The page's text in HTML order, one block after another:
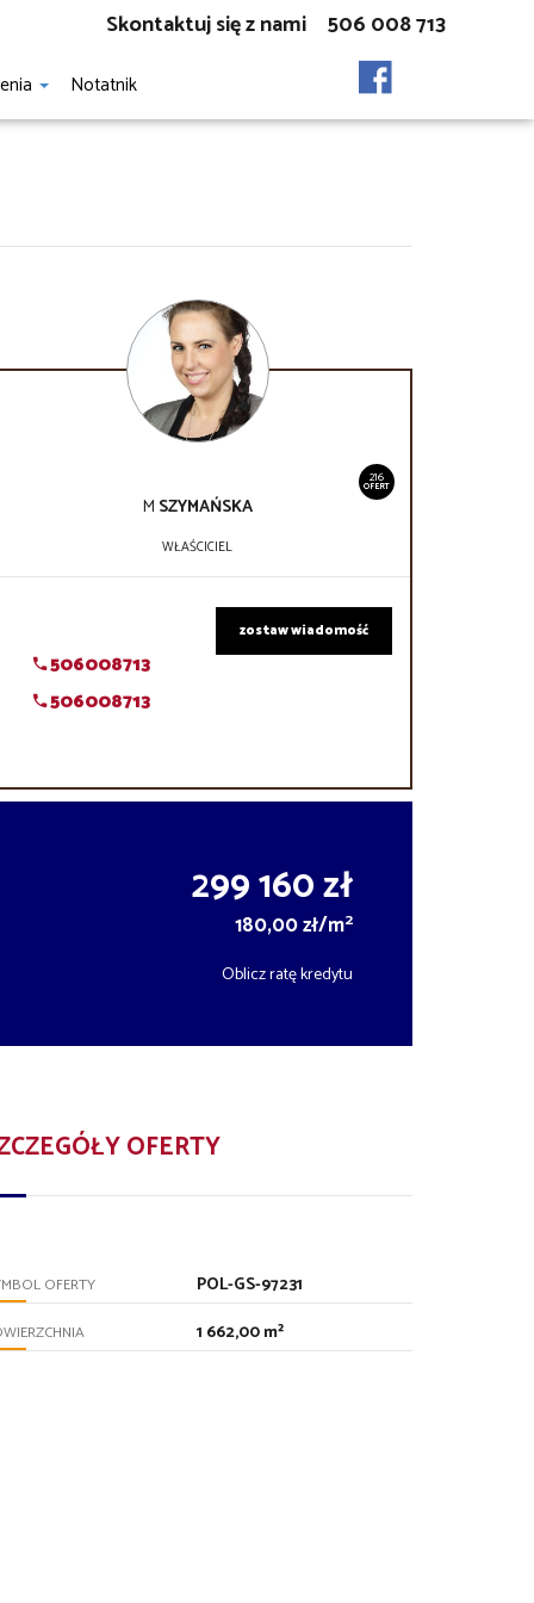
Notatnik
Skontaktuj się z nami 506 008 713
216
OFERT
M SZYMAŃSKA
WŁAŚCICIEL
506008713
506008713
zostaw wiadomość
299 160 zł
180,00 zł/m2
Oblicz ratę kredytu
OFERTY
OFERTY POL-GS-97231
1 662,00 m²